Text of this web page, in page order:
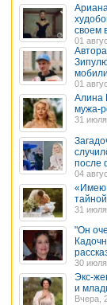
своем
01
01
Алина
мужа-
31
после
04
«Имею
31
"Он
30
Экс-
и
Вчера,